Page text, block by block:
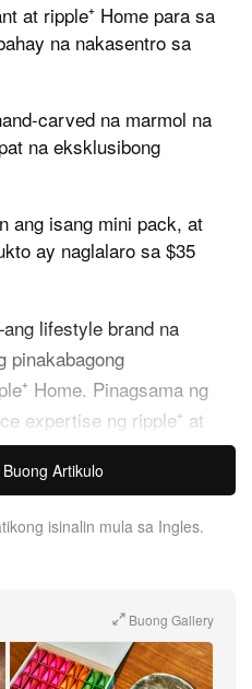
at ripple⁺ Home para sa
na nakasentro sa
carved na marmol na
na eksklusibong
ang isang mini pack, at
ay naglalaro sa $35
lifestyle brand na
pinakabagong
Home. Pinagsama ng
expertise ng ripple⁺ at
ng Houseplant sa
hangarin nilang
Set, isang hand-carved na
incense holder at
Artikulo
isinalin mula sa Ingles.
Buong Gallery